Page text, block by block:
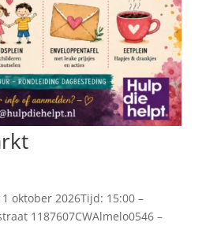
oktober 2026Tijd: 15:00 –
1187607CWAlmelo0546 –